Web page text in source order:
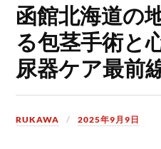
函館北海道の
る包茎手術と
尿器ケア最前
RUKAWA 2025年9月9日